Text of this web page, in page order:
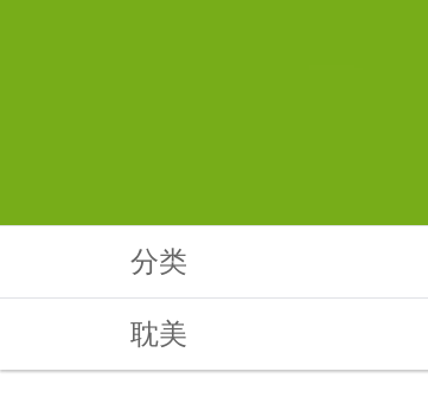
分类
耽美